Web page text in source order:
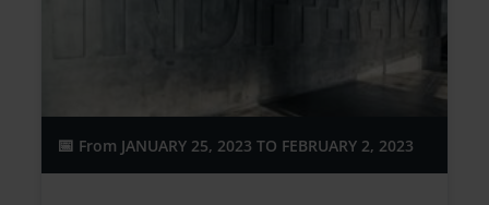
From JANUARY 25, 2023 TO FEBRUARY 2, 2023